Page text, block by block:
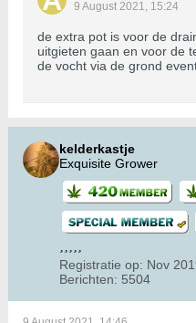
9 August 2021, 15:24
de extra pot is voor de
uitgieten gaan en voor de
de vocht via de grond
kelderkastje
Exquisite Grower
Registratie op: Nov
Berichten: 5504